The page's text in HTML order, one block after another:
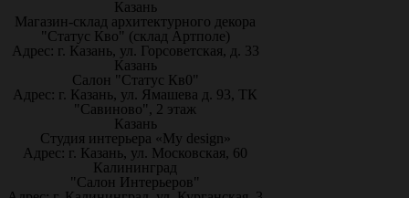
Казань
Магазин-склад архитектурного декора
"Статус Кво" (склад Артполе)
Адрес: г. Казань, ул. Горсоветская, д. 33
Казань
Салон "Статус Кв0"
Адрес: г. Казань, ул. Ямашева д. 93, ТК
"Савиново", 2 этаж
Казань
Студия интерьера «My design»
Адрес: г. Казань, ул. Московская, 60
Калининград
"Салон Интерьеров"